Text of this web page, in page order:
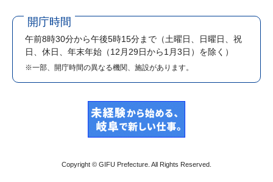
開庁時間
午前8時30分から午後5時15分まで （土曜日、日曜日、祝
日、休日、年末年始（12月29日から1月3日）を除く）
※一部、開庁時間の異なる機関、施設があります。
Copyright © GIFU Prefecture. All Rights Reserved.